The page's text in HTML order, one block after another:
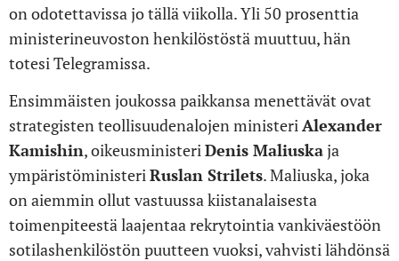
on odotettavissa jo tällä viikolla. Yli 50 prosenttia
ministerineuvoston henkilöstöstä muuttuu, hän
totesi Telegramissa.
Ensimmäisten joukossa paikkansa menettävät ovat
strategisten teollisuudenalojen ministeri Alexander
Kamishin, oikeusministeri Denis Maliuskaja
ympäristöministeri Ruslan Strilets. Maliuska, joka
on aiemmin ollut vastuussa kiistanalaisesta
toimenpiteestä laajentaa rekrytointia vankiväestöön
sotilashenkilöstön puutteen vuoksi, vahvisti lähdönsä